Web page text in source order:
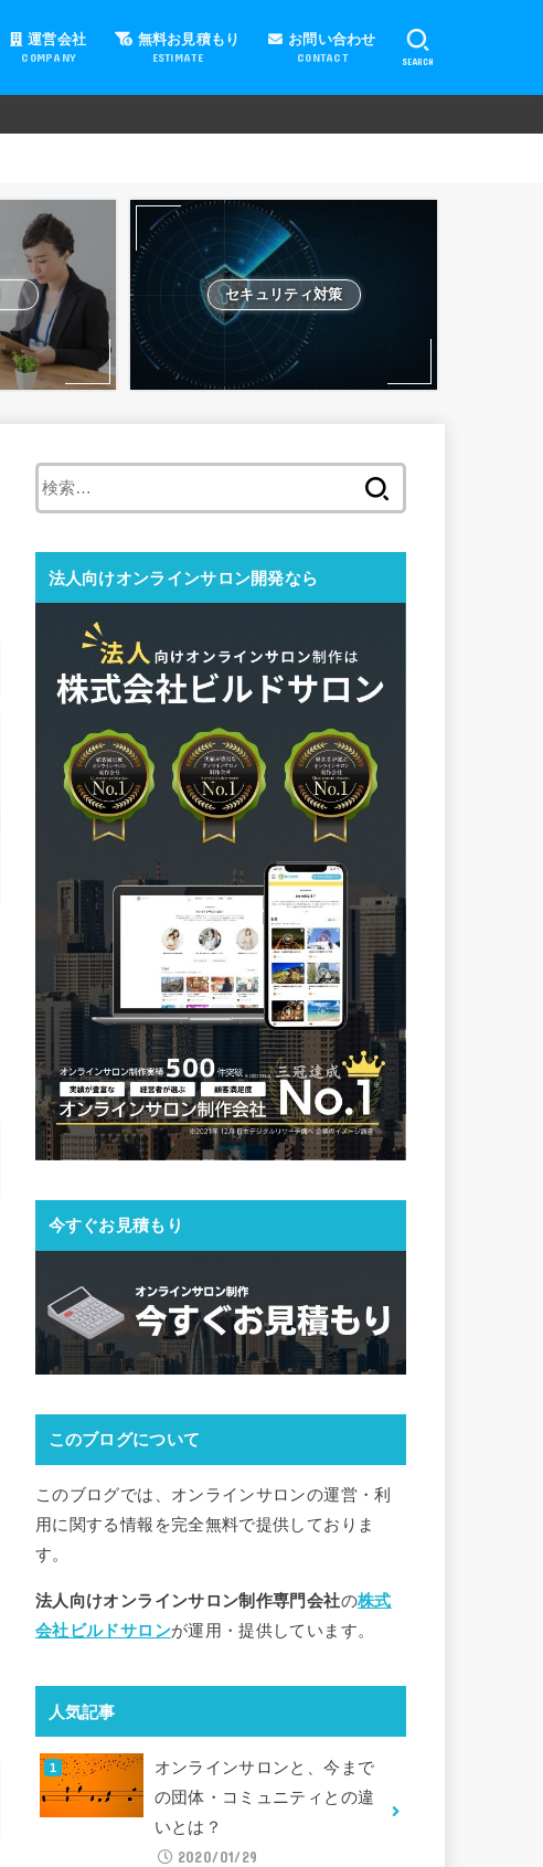
運営会社
COMPANY
無料お見積もり
ESTIMATE
お問い合わせ
CONTACT SEARCH
セキュリティ対策
法人向けオンラインサロン開発なら
今すぐお見積もり
このブログについて
このブログでは、オンラインサロンの運営・利
用に関する情報を完全無料で提供しておりま
す。
法人向けオンラインサロン制作専門会社の株式
会社ビルドサロンが運用・提供しています。
人気記事
オンラインサロンと、今まで
の団体・コミュニティとの違
いとは？
2020/01/29